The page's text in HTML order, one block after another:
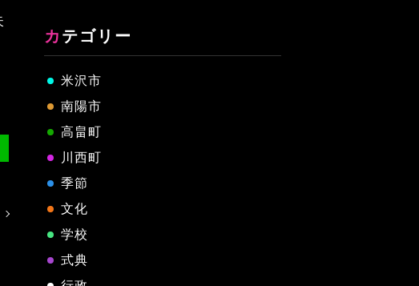
カテゴリー
米沢市
南陽市
高畠町
川西町
季節
文化
学校
式典